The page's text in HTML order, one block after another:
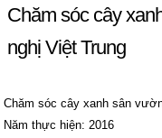
Chăm sóc cây
nghị Việt Trung
Chăm sóc cây xanh sân
Năm thực hiện: 2016